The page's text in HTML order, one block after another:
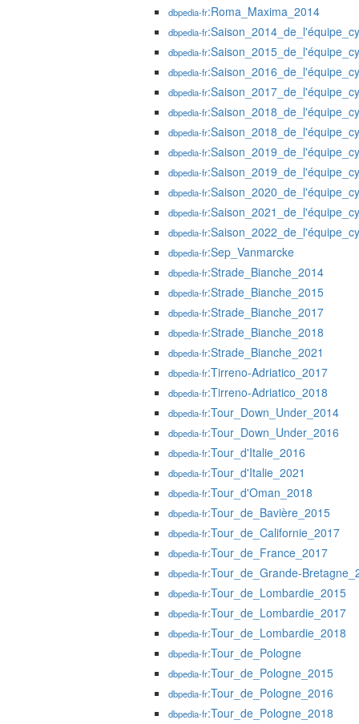
dbpedia-fr:Roma_Maxima_2014
dbpedia-fr
dbpedia-fr
dbpedia-fr
dbpedia-fr
dbpedia-fr
dbpedia-fr
dbpedia-fr
dbpedia-fr
dbpedia-fr
dbpedia-fr
dbpedia-fr
dbpedia-fr:Sep_Vanmarcke
dbpedia-fr:Strade_Bianche_2014
dbpedia-fr:Strade_Bianche_2015
dbpedia-fr:Strade_Bianche_2017
dbpedia-fr:Strade_Bianche_2018
dbpedia-fr:Strade_Bianche_2021
dbpedia-fr:Tirreno-Adriatico_2017
dbpedia-fr:Tirreno-Adriatico_2018
dbpedia-fr:Tour_Down_Under_2014
dbpedia-fr:Tour_Down_Under_2016
dbpedia-fr:Tour_d'Italie_2016
dbpedia-fr:Tour_d'Italie_2021
dbpedia-fr:Tour_d'Oman_2018
dbpedia-fr:Tour_de_Bavière_2015
dbpedia-fr:Tour_de_Californie_2017
dbpedia-fr:Tour_de_France_2017
dbpedia-fr:Tour_de_Grande-
dbpedia-fr:Tour_de_Lombardie_2015
dbpedia-fr:Tour_de_Lombardie_2017
dbpedia-fr:Tour_de_Lombardie_2018
dbpedia-fr:Tour_de_Pologne
dbpedia-fr:Tour_de_Pologne_2015
dbpedia-fr:Tour_de_Pologne_2016
dbpedia-fr:Tour_de_Pologne_2018